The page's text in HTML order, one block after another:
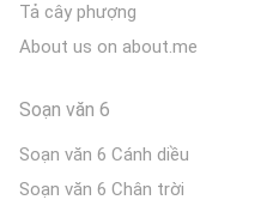
Tả cây phượng
About us on about.me
Soạn văn 6
Soạn văn 6 Cánh diều
Soạn văn 6 Chân trời